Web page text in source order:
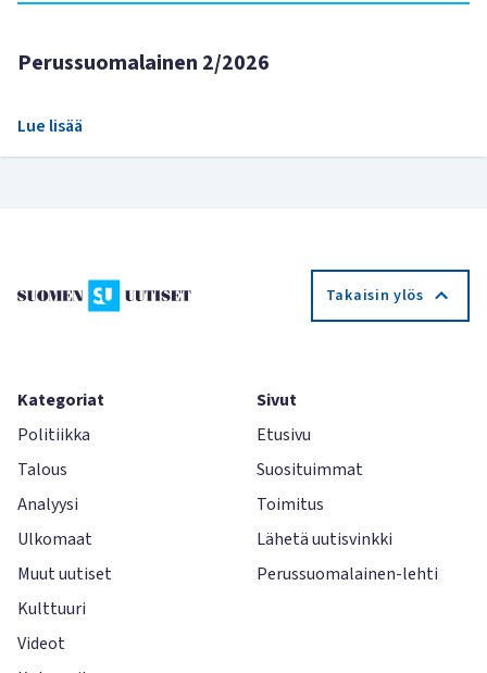
Perussuomalainen 2/2026
Lue lisää
Takaisin ylös
Kategoriat
Politiikka
Talous
Analyysi
Ulkomaat
Muut uutiset
Kulttuuri
Videot
Sivut
Etusivu
Suosituimmat
Toimitus
Lähetä uutisvinkki
Perussuomalainen-lehti